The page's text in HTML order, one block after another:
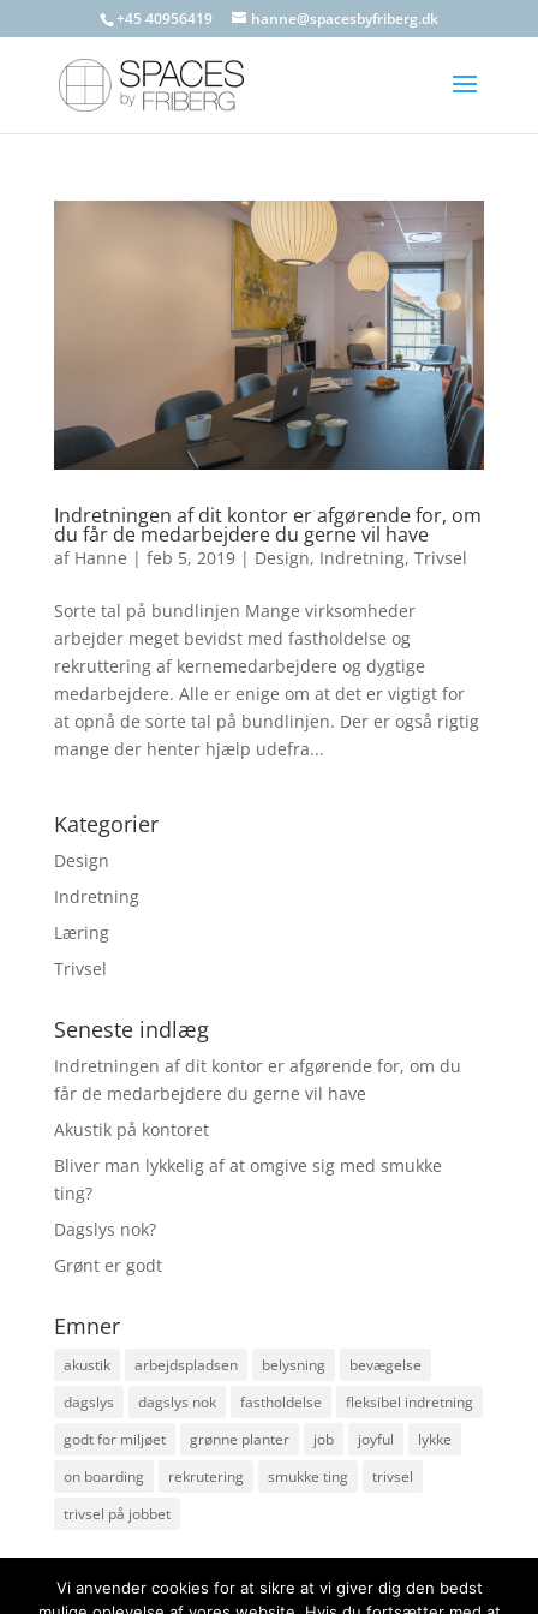
+45 40956419 hanne@spacesbyfriberg.dk
Indretningen af dit kontor er afgørende for, om
du får de medarbejdere du gerne vil have
af Hanne | feb 5, 2019| Design, Indretning, Trivsel
Sorte tal på bundlinjen Mange virksomheder
arbejder meget bevidst med fastholdelse og
rekruttering af kernemedarbejdere og dygtige
medarbejdere. Alle er enige om at det er vigtigt for
at opnå de sorte tal på bundlinjen. Der er også rigtig
mange der henter hjælp udefra...
Kategorier
Design
Indretning
Læring
Trivsel
Seneste indlæg
Indretningen af dit kontor er afgørende for, om du
får de medarbejdere du gerne vil have
Akustik på kontoret
Bliver man lykkelig af at omgive sig med smukke
ting?
Dagslys nok?
Grønt er godt
Emner
akustik arbejdspladsen belysning
bevægelse
dagslys
dagslys nok fastholdelse
fleksibel indretning
godt for miljøet
grønne planter job joyful
lykke
on boarding
rekrutering smukke ting
trivsel
trivsel på jobbet
Vi anvender cookies for at sikre at vi giver dig den bedst